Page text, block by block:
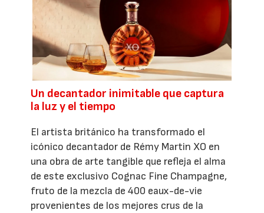
Un decantador inimitable que captura
la luz y el tiempo
El artista británico ha transformado el
icónico decantador de Rémy Martin XO en
una obra de arte tangible que refleja el alma
de este exclusivo Cognac Fine Champagne,
fruto de la mezcla de 400 eaux-de-vie
provenientes de los mejores crus de la